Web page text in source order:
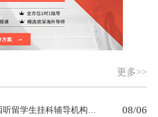
更多>>
课程不慎挂科怎么办？西听留学生挂科辅导机构教你如何高效挽救GPA 08/06